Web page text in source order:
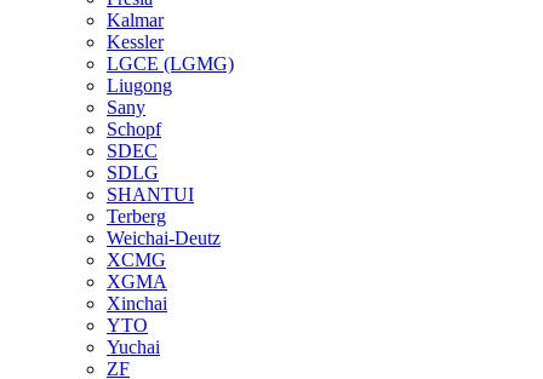
Kalmar
Kessler
LGCE (LGMG)
Liugong
Sany
Schopf
SDEC
SDLG
SHANTUI
Terberg
Weichai-Deutz
XCMG
XGMA
Xinchai
YTO
Yuchai
ZF